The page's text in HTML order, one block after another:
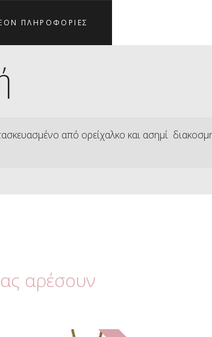
ΠΛΗΡΟΦΟΡΊΕΣ
από ορείχαλκο και ασημί
αρέσουν